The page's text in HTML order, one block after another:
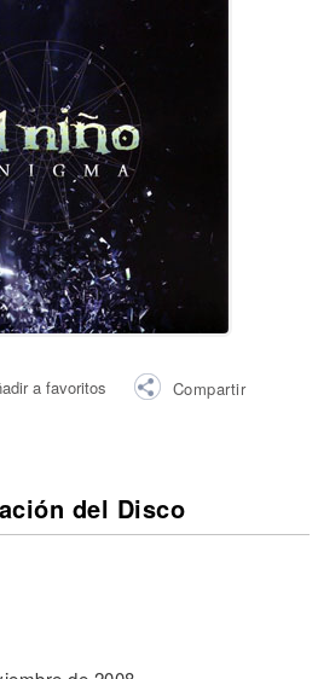
a favoritos Compartir
del Disco